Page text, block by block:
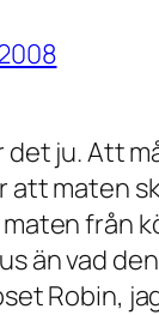
det ju. Att
maten
från
än vad
Robin,